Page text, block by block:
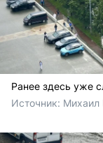
Ранее здесь уже
Источник: Михаил